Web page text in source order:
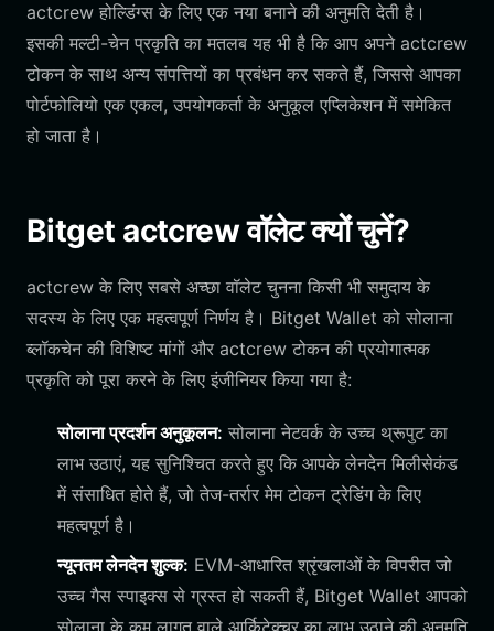
actcrew होल्डिंग्स के लिए एक नया बनाने की अनुमति देती है।
इसकी मल्टी-चेन प्रकृति का मतलब यह भी है कि आप अपने actcrew
टोकन के साथ अन्य संपत्तियों का प्रबंधन कर सकते हैं, जिससे आपका
पोर्टफोलियो एक एकल, उपयोगकर्ता के अनुकूल एप्लिकेशन में समेकित
हो जाता है।
Bitget actcrew वॉलेट क्यों चुनें?
actcrew के लिए सबसे अच्छा वॉलेट चुनना किसी भी समुदाय के
सदस्य के लिए एक महत्वपूर्ण निर्णय है। Bitget Wallet को सोलाना
ब्लॉकचेन की विशिष्ट मांगों और actcrew टोकन की प्रयोगात्मक
प्रकृति को पूरा करने के लिए इंजीनियर किया गया है:
सोलाना प्रदर्शन अनुकूलन: सोलाना नेटवर्क के उच्च थ्रूपुट का
लाभ उठाएं, यह सुनिश्चित करते हुए कि आपके लेनदेन मिलीसेकंड
में संसाधित होते हैं, जो तेज-तर्रार मेम टोकन ट्रेडिंग के लिए
महत्वपूर्ण है।
न्यूनतम लेनदेन शुल्क: EVM-आधारित श्रृंखलाओं के विपरीत जो
उच्च गैस स्पाइक्स से ग्रस्त हो सकती हैं, Bitget Wallet आपको
सोलाना के कम लागत वाले आर्किटेक्चर का लाभ उठाने की अनुमति